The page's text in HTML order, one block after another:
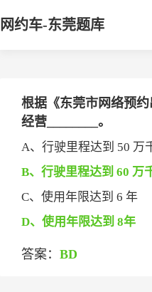
网约车-东莞题库
根据《东莞市网络预
经营________。
A、行驶里程达到 50 万
B、行驶里程达到 60 万
C、使用年限达到 6 年
D、使用年限达到 8年
答案： BD